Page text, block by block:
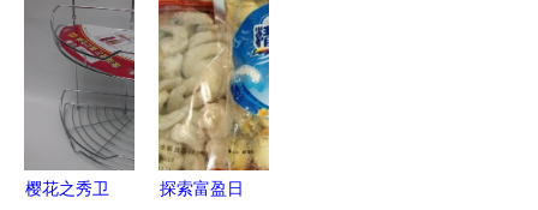
用的日用小
物
亮生活美学
樱花之秀卫 探索富盈日